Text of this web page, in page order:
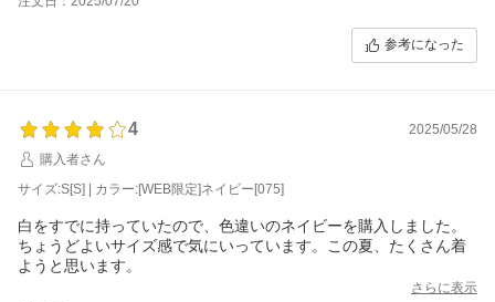
参考になった
4
2025/05/28
購入者さん
サイズ:S[S] | カラー:[WEB限定]ネイビー[075]
白をすでに持っていたので、色違いのネイビーを購入しました。
ちょうどよいサイズ感で気にいっています。この夏、たくさん着
ようと思います。
さらに表示